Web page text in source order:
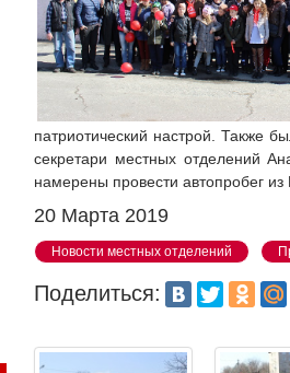
патриотический настрой. Также
секретари местных отделений
намерены провести автопробег
20 Марта 2019
Новости местных отделений
Поделиться: